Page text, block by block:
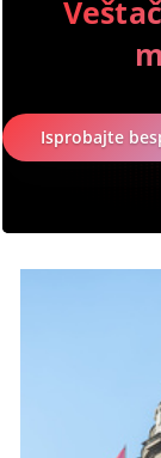
Isprobajte